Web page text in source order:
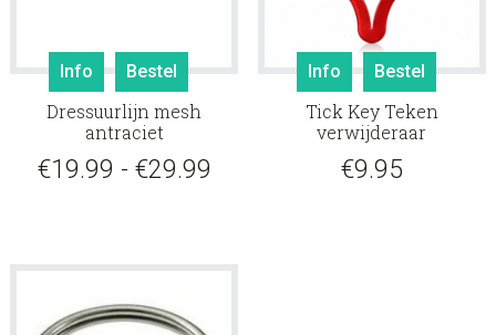
Info Bestel
Dit
heeft
variaties.
gekozen
op
Dressuurlijn mesh
antraciet
€19.99 - €29.99
Info Bestel
Tick Key Teken
verwijderaar
€9.95